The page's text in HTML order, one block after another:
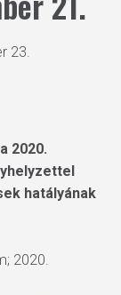
23.
2020.
hatályának
2020.